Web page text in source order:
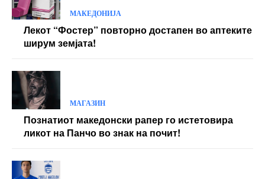
МАКЕДОНИЈА
Лекот “Фостер” повторно достапен во аптеките
ширум земјата!
МАГАЗИН
Познатиот македонски рапер го истетовира
ликот на Панчо во знак на почит!